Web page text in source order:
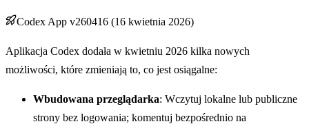
Codex App v260416 (16 kwietnia 2026)
Aplikacja Codex dodała w kwietniu 2026 kilka nowych
możliwości, które zmieniają to, co jest osiągalne:
Wbudowana przeglądarka: Wczytuj lokalne lub publiczne
strony bez logowania; komentuj bezpośrednio na